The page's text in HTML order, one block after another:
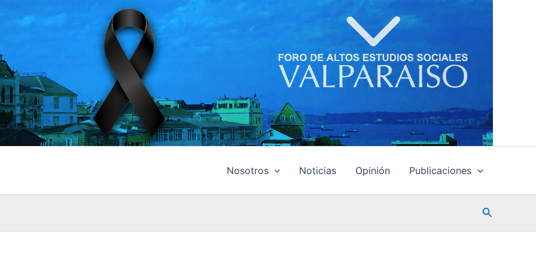
Nosotros Noticias Opinión Publicaciones
Buscar